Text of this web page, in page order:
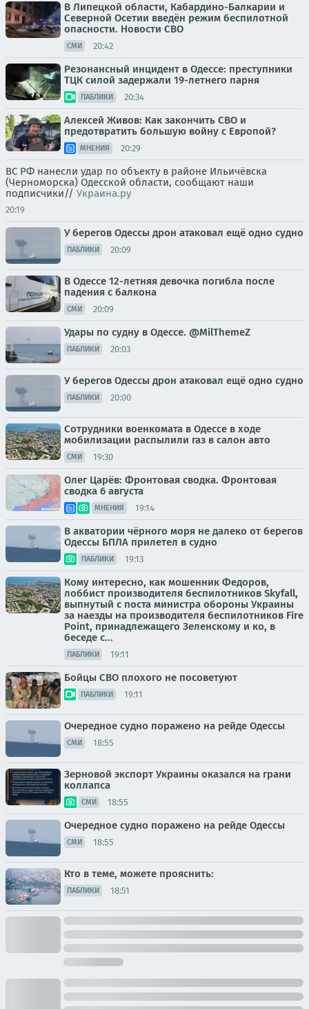
В Липецкой области, Кабардино-Балкарии и
Северной Осетии введён режим беспилотной
опасности. Новости СВО
СМИ 20:42
Резонансный инцидент в Одессе: преступники
ТЦК силой задержали 19-летнего парня
ПАБЛИКИ 20:34
Алексей Живов: Как закончить СВО и
предотвратить большую войну с Европой?
МНЕНИЯ 20:29
ВС РФ нанесли удар по объекту в районе Ильичёвска
(Черноморска) Одесской области, сообщают наши
подписчики// Украина.ру
20:19
У берегов Одессы дрон атаковал ещё одно судно
ПАБЛИКИ 20:09
В Одессе 12-летняя девочка погибла после
падения с балкона
СМИ 20:09
Удары по судну в Одессе. @MilThemeZ
ПАБЛИКИ 20:03
У берегов Одессы дрон атаковал ещё одно судно
ПАБЛИКИ 20:00
Сотрудники военкомата в Одессе в ходе
мобилизации распылили газ в салон авто
СМИ 19:30
Олег Царёв: Фронтовая сводка. Фронтовая
сводка 6 августа
МНЕНИЯ 19:14
В акватории чёрного моря не далеко от берегов
Одессы БПЛА прилетел в судно
ПАБЛИКИ 19:13
Кому интересно, как мошенник Федоров,
лоббист производителя беспилотников Skyfall,
выпнутый с поста министра обороны Украины
за наезды на производителя беспилотников Fire
Point, принадлежащего Зеленскому и ко, в
беседе с...
ПАБЛИКИ 19:11
Бойцы СВО плохого не посоветуют
ПАБЛИКИ 19:11
Очередное судно поражено на рейде Одессы
СМИ 18:55
Зерновой экспорт Украины оказался на грани
коллапса
СМИ 18:55
Очередное судно поражено на рейде Одессы
СМИ 18:55
Кто в теме, можете прояснить:
ПАБЛИКИ 18:51